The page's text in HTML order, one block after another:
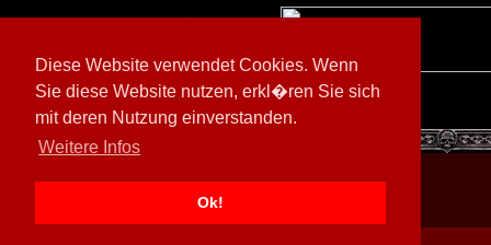
Diese Website verwendet Cookies. Wenn
Sie diese Website nutzen, erkl�ren Sie sich
mit deren Nutzung einverstanden.
Weitere Infos
Ok!
[ 600026/M3]